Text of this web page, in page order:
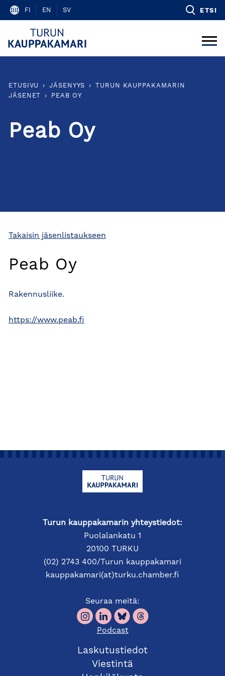
Skip
content
FI EN SV ETSI
ETUSIVU › JÄSENYYS ›
TURUN KAUPPAKAMARIN
JÄSENET
› PEAB OY
Peab Oy
Takaisin jäsenlistaukseen
Peab Oy
Rakennusliike.
https://www.peab.fi
Turun kauppakamarin yhteystiedot:
Puolalankatu 1
20100 TURKU
(02) 2743 400/Turun kauppakamari
kauppakamari(at)turku.chamber.fi
Seuraa meitä:
Podcast
Laskutustiedot
Viestintä